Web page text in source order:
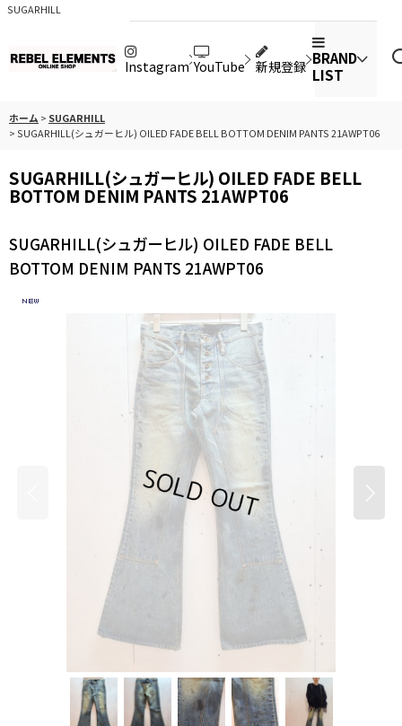
SUGARHILL
Instagram YouTube 新規登録 BRAND
LIST
ホーム > SUGARHILL
> SUGARHILL(シュガーヒル) OILED FADE BELL BOTTOM DENIM PANTS 21AWPT06
SUGARHILL(シュガーヒル) OILED FADE BELL
BOTTOM DENIM PANTS 21AWPT06
SUGARHILL(シュガーヒル) OILED FADE BELL
BOTTOM DENIM PANTS 21AWPT06